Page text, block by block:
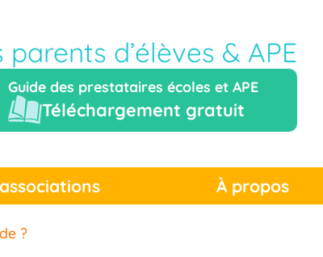
d’élèves & APE
Guide des prestataires écoles et APE
Téléchargement gratuit
À propos
?